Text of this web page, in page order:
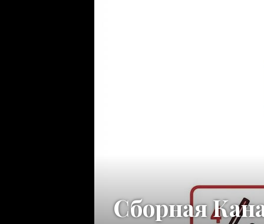
Сборная